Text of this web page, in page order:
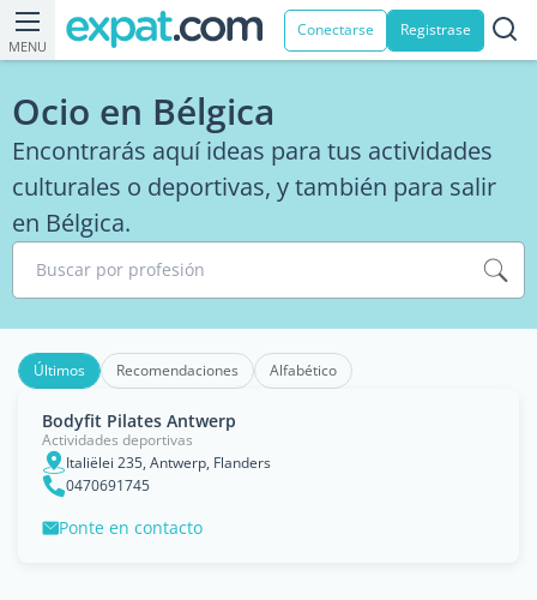
MENU
Conectarse Registrase
Ocio en Bélgica
Encontrarás aquí ideas para tus actividades
culturales o deportivas, y también para salir
en Bélgica.
Buscar por profesión
Últimos Recomendaciones Alfabético
Bodyfit Pilates Antwerp
Actividades deportivas
Italiëlei 235, Antwerp, Flanders
0470691745
Ponte en contacto